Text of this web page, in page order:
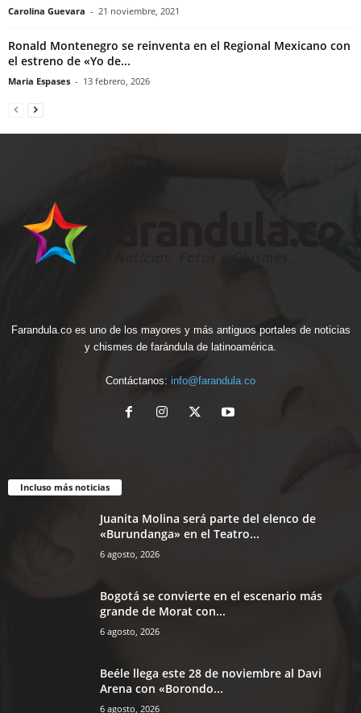
Carolina Guevara - 21 noviembre, 2021
Ronald Montenegro se reinventa en el Regional Mexicano con
el estreno de «Yo de...
Maria Espases - 13 febrero, 2026
Farandula.co es uno de los mayores y más antiguos portales de noticias
y chismes de farándula de latinoamérica.
Contáctanos: info@farandula.co
Incluso más noticias
Juanita Molina será parte del elenco de
«Burundanga» en el Teatro...
6 agosto, 2026
Bogotá se convierte en el escenario más
grande de Morat con...
6 agosto, 2026
Beéle llega este 28 de noviembre al Davi
Arena con «Borondo...
6 agosto, 2026